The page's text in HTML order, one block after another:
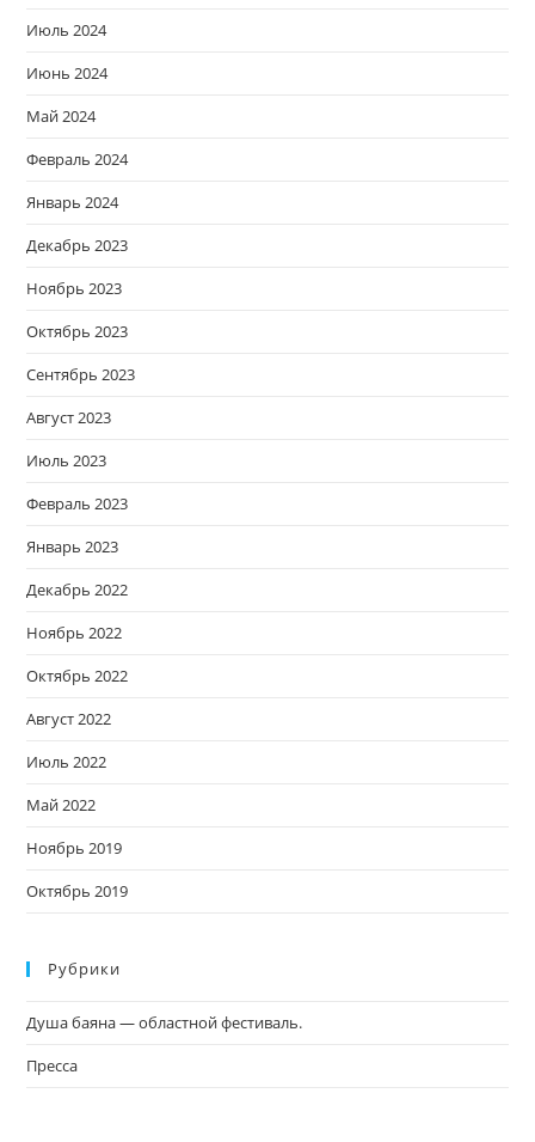
Июль 2024
Июнь 2024
Май 2024
Февраль 2024
Январь 2024
Декабрь 2023
Ноябрь 2023
Октябрь 2023
Сентябрь 2023
Август 2023
Июль 2023
Февраль 2023
Январь 2023
Декабрь 2022
Ноябрь 2022
Октябрь 2022
Август 2022
Июль 2022
Май 2022
Ноябрь 2019
Октябрь 2019
Рубрики
Душа баяна — областной фестиваль.
Пресса